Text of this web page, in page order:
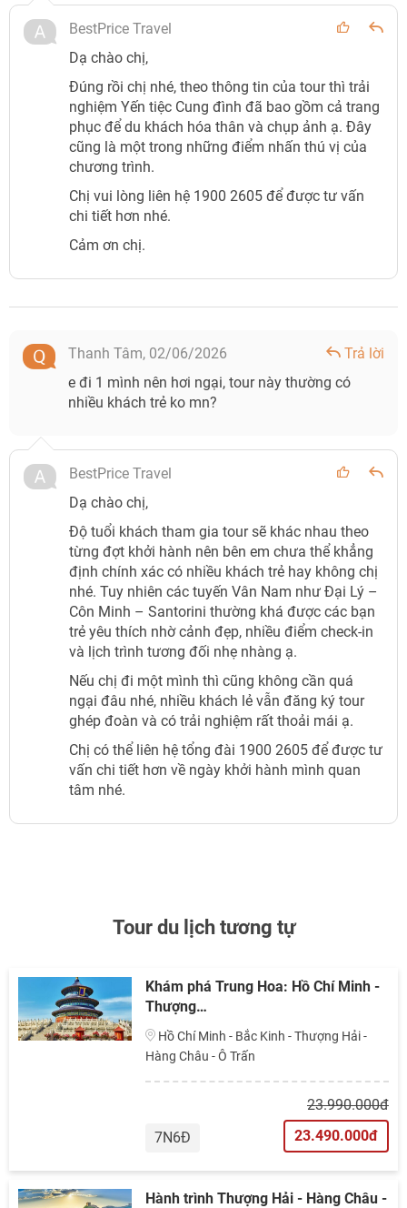
BestPrice Travel
Dạ chào chị,
Đúng rồi chị nhé, theo thông tin của tour thì trải
nghiệm Yến tiệc Cung đình đã bao gồm cả trang
phục để du khách hóa thân và chụp ảnh ạ. Đây
cũng là một trong những điểm nhấn thú vị của
chương trình.
Chị vui lòng liên hệ 1900 2605 để được tư vấn
chi tiết hơn nhé.
Cảm ơn chị.
Thanh Tâm, 02/06/2026
Trả lời
e đi 1 mình nên hơi ngại, tour này thường có
nhiều khách trẻ ko mn?
BestPrice Travel
Dạ chào chị,
Độ tuổi khách tham gia tour sẽ khác nhau theo
từng đợt khởi hành nên bên em chưa thể khẳng
định chính xác có nhiều khách trẻ hay không chị
nhé. Tuy nhiên các tuyến Vân Nam như Đại Lý –
Côn Minh – Santorini thường khá được các bạn
trẻ yêu thích nhờ cảnh đẹp, nhiều điểm check-in
và lịch trình tương đối nhẹ nhàng ạ.
Nếu chị đi một mình thì cũng không cần quá
ngại đâu nhé, nhiều khách lẻ vẫn đăng ký tour
ghép đoàn và có trải nghiệm rất thoải mái ạ.
Chị có thể liên hệ tổng đài 1900 2605 để được tư
vấn chi tiết hơn về ngày khởi hành mình quan
tâm nhé.
Tour du lịch tương tự
Khám phá Trung Hoa: Hồ Chí Minh -
Thượng…
Hàng Châu - Ô Trấn
7N6Đ
23.990.000đ
23.490.000đ
Hành trình Thượng Hải - Hàng Châu -